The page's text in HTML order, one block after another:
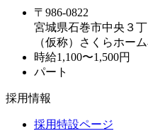
〒986-0822
宮城県石巻市中央３丁
（仮称）さくらホー
時給1,100〜1,500円
パート
採用情報
採用特設ページ